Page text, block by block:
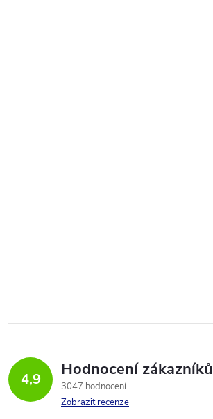
4,9 Hodnocení zákazníků
3047 hodnocení
Zobrazit recenze